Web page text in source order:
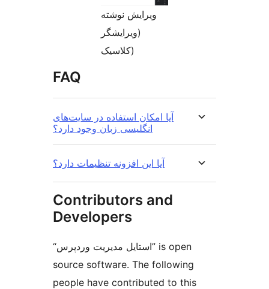
ویرایش نوشته
(ویرایشگر
کلاسیک)
FAQ
آیا امکان استفاده در سایت‌های
انگلیسی زبان وجود دارد؟
آیا این افزونه تنظیمات دارد؟
Contributors and
Developers
“استایل مدیریت وردپرس” is open
source software. The following
people have contributed to this